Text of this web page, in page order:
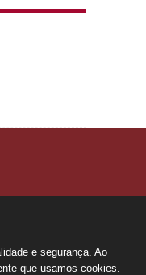
Paulo - SP
e segurança. Ao
que usamos cookies.